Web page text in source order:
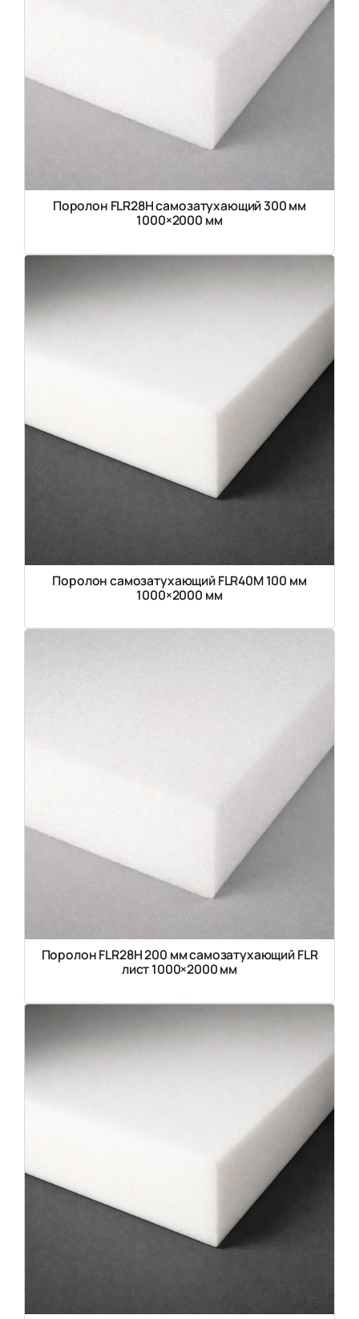
Поролон FLR28H самозатухающий 300 мм
1000×2000 мм
Поролон самозатухающий FLR40M 100 мм
1000×2000 мм
Поролон FLR28H 200 мм самозатухающий FLR
лист 1000×2000 мм